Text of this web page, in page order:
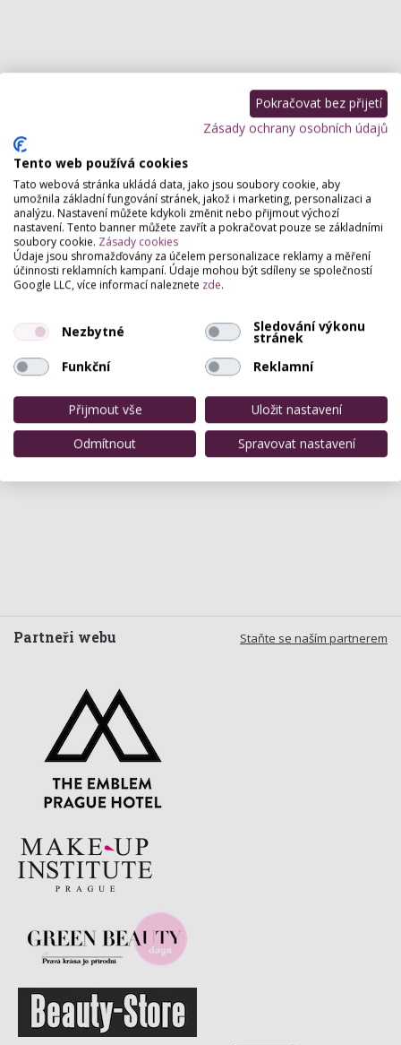
Staňte se naším partnerem
Partneři webu
Pokračovat bez přijetí
Zásady ochrany osobních údajů
Tento web používá cookies
Tato webová stránka ukládá data, jako jsou soubory cookie, aby
umožnila základní fungování stránek, jakož i marketing, personalizaci a
analýzu. Nastavení můžete kdykoli změnit nebo přijmout výchozí
nastavení. Tento banner můžete zavřít a pokračovat pouze se základními
soubory cookie. Zásady cookies
Údaje jsou shromažďovány za účelem personalizace reklamy a měření
účinnosti reklamních kampaní. Údaje mohou být sdíleny se společností
Google LLC, více informací naleznete zde.
Nezbytné Sledování výkonu
stránek
Funkční
Reklamní
Přijmout vše
Uložit nastavení
Odmítnout
Spravovat nastavení